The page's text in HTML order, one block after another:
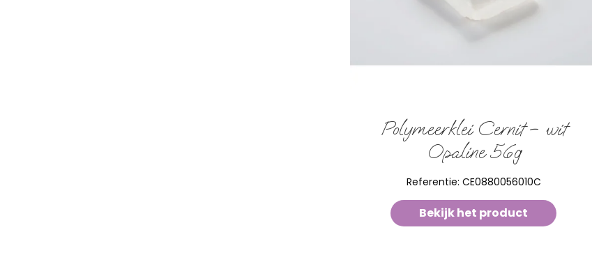
Polymeerklei Cernit – wit
Opaline 56g
Referentie: CE0880056010C
Bekijk het product